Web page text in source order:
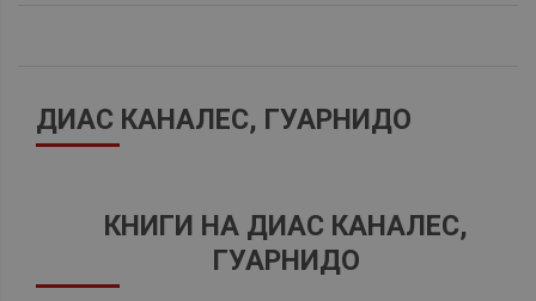
ДИАС КАНАЛЕС, ГУАРНИДО
КНИГИ НА ДИАС КАНАЛЕС,
ГУАРНИДО